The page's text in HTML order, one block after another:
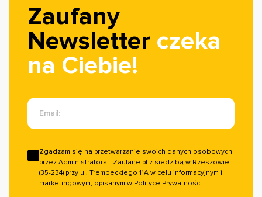
Zaufany
Newsletter czeka
na Ciebie!
Email:
Zgadzam się na przetwarzanie swoich danych osobowych
przez Administratora - Zaufane.pl z siedzibą w Rzeszowie
(35-234) przy ul. Trembeckiego 11A w celu informacyjnym i
marketingowym, opisanym w Polityce Prywatności.